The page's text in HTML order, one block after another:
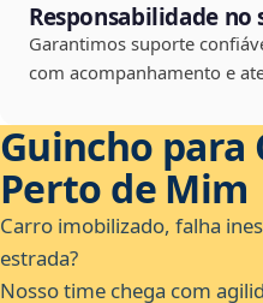
Responsabilidade no
Garantimos suporte
com acompanhamento e
Guincho para
Perto de Mim
Carro imobilizado, falha
estrada?
Nosso time chega com